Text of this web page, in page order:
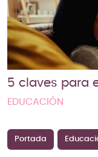
5 claves para
EDUCACIÓN
Portada